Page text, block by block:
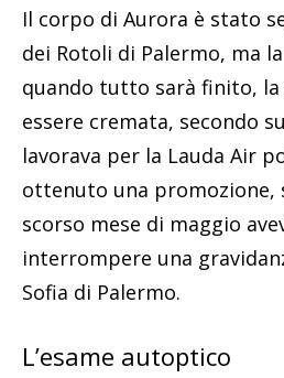
Il corpo di Aurora è stato
dei Rotoli di Palermo, ma
quando tutto sarà finito, la
essere cremata, secondo
lavorava per la Lauda Air
ottenuto una promozione,
scorso mese di maggio
interrompere una
Sofia di Palermo.
L’esame autoptico